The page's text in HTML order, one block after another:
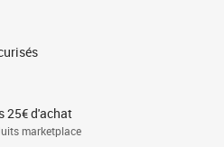
25€ d'achat
marketplace